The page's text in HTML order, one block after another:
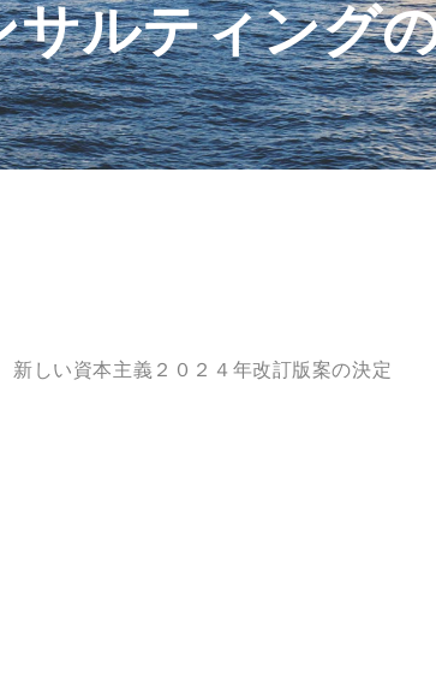
ルティング
新しい資本主義２０２４年改訂版案の決定